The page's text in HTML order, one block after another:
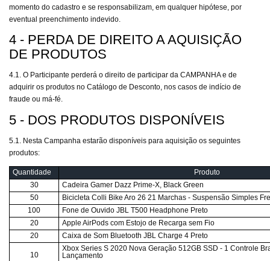
momento do cadastro e se responsabilizam, em qualquer hipótese, por
eventual preenchimento indevido.
4 - PERDA DE DIREITO A AQUISIÇÃO
DE PRODUTOS
4.1. O Participante perderá o direito de participar da CAMPANHA e de
adquirir os produtos no Catálogo de Desconto, nos casos de indício de
fraude ou má-fé.
5 - DOS PRODUTOS DISPONÍVEIS
5.1. Nesta Campanha estarão disponíveis para aquisição os seguintes
produtos:
Quantidade
Produto
30
Cadeira Gamer Dazz Prime-X, Black Green
50
Bicicleta Colli Bike Aro 26 21 Marchas - Suspensão Simples
100
Fone de Ouvido JBL T500 Headphone Preto
20
Apple AirPods com Estojo de Recarga sem Fio
20
Caixa de Som Bluetooth JBL Charge 4 Preto
10
Xbox Series S 2020 Nova Geração 512GB SSD - 1 Controle
Lançamento